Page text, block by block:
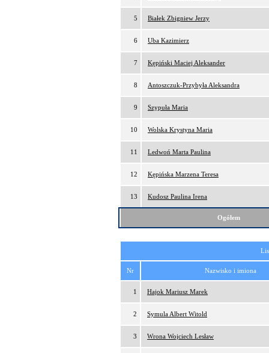
5 Białek Zbigniew Jerzy
6 Uba Kazimierz
7 Kępiński Maciej Aleksander
8 Antoszczuk-Przybyła Aleksandra
9 Szypuła Maria
10 Wolska Krystyna Maria
11 Ledwoń Marta Paulina
12 Kępińska Marzena Teresa
13 Kudosz Paulina Irena
Ogółem
Nr Nazwisko i imiona
1 Hajok Mariusz Marek
2 Symula Albert Witold
3 Wrona Wojciech Lesław